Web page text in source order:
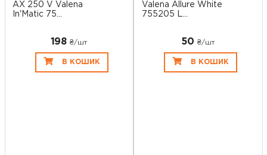
AX 250 V Valena
In'Matic 75...
198 ₴/шт
В КОШИК
Valena Allure White
755205 L...
50 ₴/шт
В КОШИК